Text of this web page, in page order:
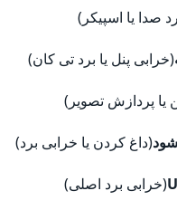
صدا یا اسپیکر)
(خرابی پنل یا برد تی کان)
یا پردازش تصویر)
(داغ کردن یا خرابی برد)
(خرابی برد اصلی)